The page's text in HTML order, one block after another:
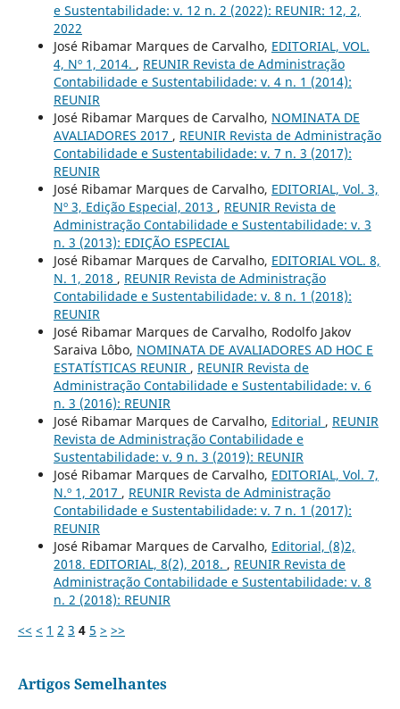
e Sustentabilidade: v. 12 n. 2 (2022): REUNIR: 12, 2,
2022
José Ribamar Marques de Carvalho, EDITORIAL, VOL.
4, Nº 1, 2014. , REUNIR Revista de Administração
Contabilidade e Sustentabilidade: v. 4 n. 1 (2014):
REUNIR
José Ribamar Marques de Carvalho, NOMINATA DE
AVALIADORES 2017 , REUNIR Revista de Administração
Contabilidade e Sustentabilidade: v. 7 n. 3 (2017):
REUNIR
José Ribamar Marques de Carvalho, EDITORIAL, Vol. 3,
Nº 3, Edição Especial, 2013 , REUNIR Revista de
Administração Contabilidade e Sustentabilidade: v. 3
n. 3 (2013): EDIÇÃO ESPECIAL
José Ribamar Marques de Carvalho, EDITORIAL VOL. 8,
N. 1, 2018 , REUNIR Revista de Administração
Contabilidade e Sustentabilidade: v. 8 n. 1 (2018):
REUNIR
José Ribamar Marques de Carvalho, Rodolfo Jakov
Saraiva Lôbo, NOMINATA DE AVALIADORES AD HOC E
ESTATÍSTICAS REUNIR , REUNIR Revista de
Administração Contabilidade e Sustentabilidade: v. 6
n. 3 (2016): REUNIR
José Ribamar Marques de Carvalho, Editorial , REUNIR
Revista de Administração Contabilidade e
Sustentabilidade: v. 9 n. 3 (2019): REUNIR
José Ribamar Marques de Carvalho, EDITORIAL, Vol. 7,
N.º 1, 2017 , REUNIR Revista de Administração
Contabilidade e Sustentabilidade: v. 7 n. 1 (2017):
REUNIR
José Ribamar Marques de Carvalho, Editorial, (8)2,
2018. EDITORIAL, 8(2), 2018. , REUNIR Revista de
Administração Contabilidade e Sustentabilidade: v. 8
n. 2 (2018): REUNIR
<< < 1 2 3 4 5 > >>
Artigos Semelhantes